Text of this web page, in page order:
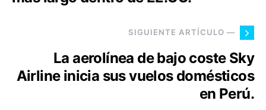
SIGUIENTE ARTÍCULO —
La aerolínea de bajo coste Sky
Airline inicia sus vuelos domésticos
en Perú.